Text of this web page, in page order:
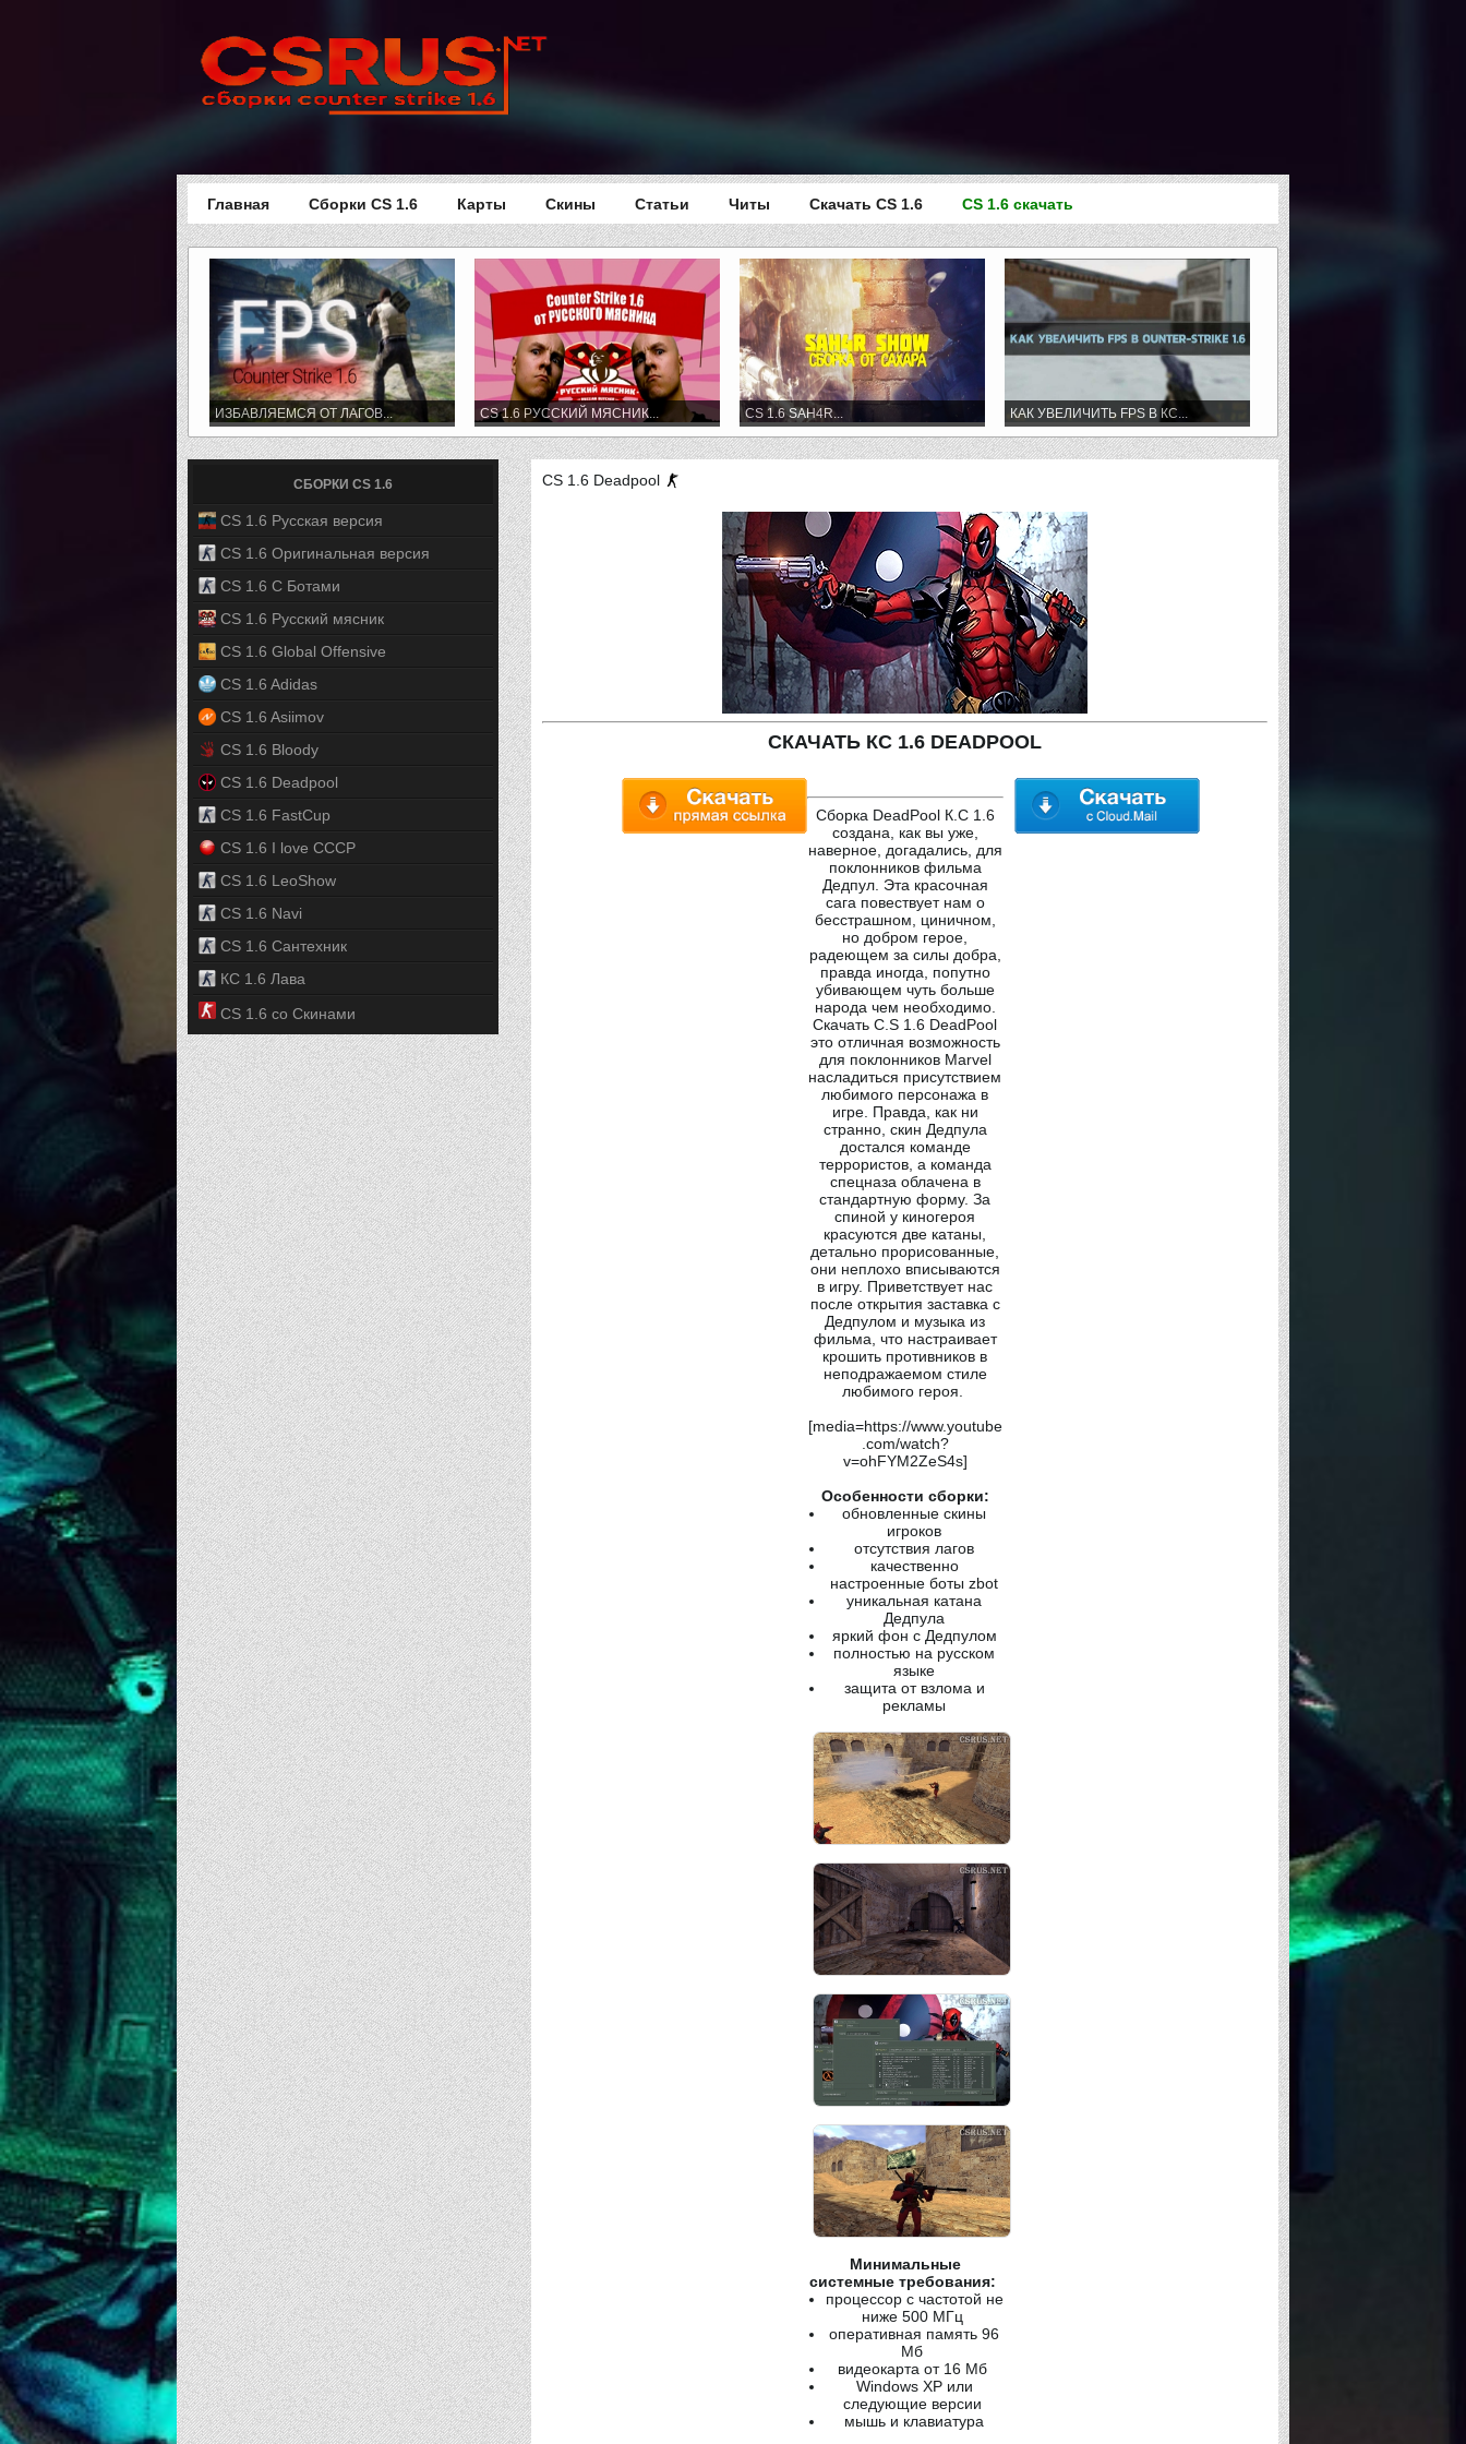
Главная Сборки CS 1.6 Карты Скины Статьи Читы Скачать CS 1.6 CS 1.6 скачать
ИЗБАВЛЯЕМСЯ ОТ ЛАГОВ... CS 1.6 РУССКИЙ МЯСНИК... CS 1.6 SAH4R... КАК УВЕЛИЧИТЬ FPS В КС...
CS 1.6 Deadpool
СКАЧАТЬ КС 1.6 DEADPOOL
Сборка DeadPool К.С 1.6
создана, как вы уже,
наверное, догадались, для
поклонников фильма
Дедпул. Эта красочная
сага повествует нам о
бесстрашном, циничном,
но добром герое,
радеющем за силы добра,
правда иногда, попутно
убивающем чуть больше
народа чем необходимо.
Скачать C.S 1.6 DeadPool
это отличная возможность
для поклонников Marvel
насладиться присутствием
любимого персонажа в
игре. Правда, как ни
странно, скин Дедпула
достался команде
террористов, а команда
спецназа облачена в
стандартную форму. За
спиной у киногероя
красуются две катаны,
детально прорисованные,
они неплохо вписываются
в игру. Приветствует нас
после открытия заставка с
Дедпулом и музыка из
фильма, что настраивает
крошить противников в
неподражаемом стиле
любимого героя.
[media=https://www.youtube
.com/watch?
v=ohFYM2ZeS4s]
Особенности сборки:
обновленные скины
игроков
отсутствия лагов
качественно
настроенные боты zbot
уникальная катана
Дедпула
яркий фон с Дедпулом
полностью на русском
языке
защита от взлома и
рекламы
Минимальные
системные требования:
процессор с частотой не
ниже 500 МГц
оперативная память 96
Мб
видеокарта от 16 Мб
Windows XP или
следующие версии
мышь и клавиатура
СБОРКИ CS 1.6
CS 1.6 Русская версия
CS 1.6 Оригинальная версия
CS 1.6 С Ботами
CS 1.6 Русский мясник
CS 1.6 Global Offensive
CS 1.6 Adidas
CS 1.6 Asiimov
CS 1.6 Bloody
CS 1.6 Deadpool
CS 1.6 FastCup
CS 1.6 I love CCCP
CS 1.6 LeoShow
CS 1.6 Navi
CS 1.6 Сантехник
КС 1.6 Лава
CS 1.6 со Скинами